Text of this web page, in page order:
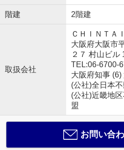
階建 2階建
取扱会社
ＣＨＩＮＴＡ
大阪府大阪市
２７ 村山ビル
TEL:06-6700-
大阪府知事
(公社)全日本
(公社)近畿地
盟
お問い合